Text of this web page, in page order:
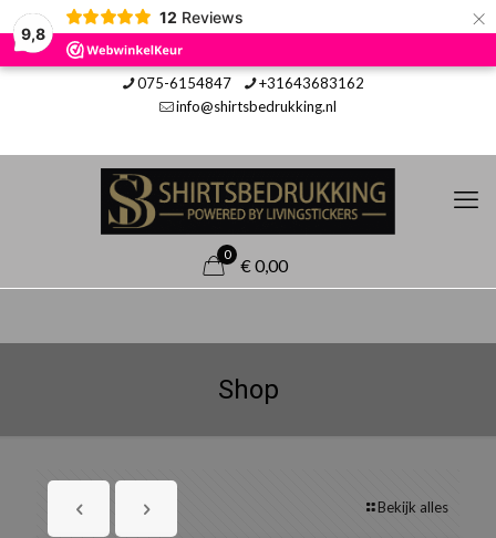
9,8
12 Reviews ×
075-6154847
+31643683162
info@shirtsbedrukking.nl
0
€ 0,00
Shop
Bekijk alles